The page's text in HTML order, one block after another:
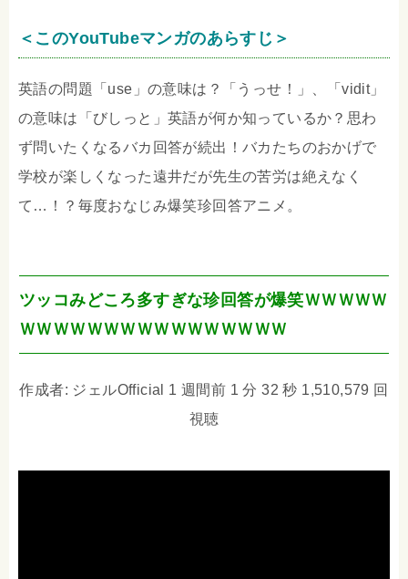
＜このYouTubeマンガのあらすじ＞
英語の問題「use」の意味は？「うっせ！」、「vidit」
の意味は「びしっと」英語が何か知っているか？思わ
ず問いたくなるバカ回答が続出！バカたちのおかげで
学校が楽しくなった遠井だが先生の苦労は絶えなく
て…！？毎度おなじみ爆笑珍回答アニメ。
ツッコみどころ多すぎな珍回答が爆笑ＷＷＷＷＷ
ＷＷＷＷＷＷＷＷＷＷＷＷＷＷＷＷ
作成者: ジェルOfficial 1 週間前 1 分 32 秒 1,510,579 回
視聴